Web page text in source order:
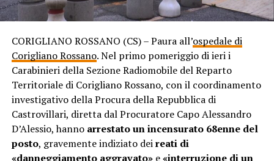
CORIGLIANO ROSSANO (CS) – Paura all’ospedale di
Corigliano Rossano. Nel primo pomeriggio di ieri i
Carabinieri della Sezione Radiomobile del Reparto
Territoriale di Corigliano Rossano, con il coordinamento
investigativo della Procura della Repubblica di
Castrovillari, diretta dal Procuratore Capo Alessandro
D’Alessio, hanno arrestato un incensurato 68enne del
posto, gravemente indiziato deireati di
«danneggiamento aggravato»e«interruzione di un